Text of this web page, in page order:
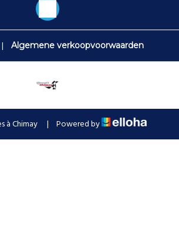
| Algemene verkoopvoorwaarden
à Chimay | Powered by